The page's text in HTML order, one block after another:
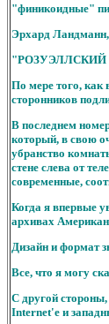
"финикоидные"
Эрхард
По мере того, как
сторонников
В последнем
который, в свою
убранство
стене слева от
современные,
Когда я впервые
архивах
Дизайн и формат
Все, что я могу
С другой стороны,
Internet'e и